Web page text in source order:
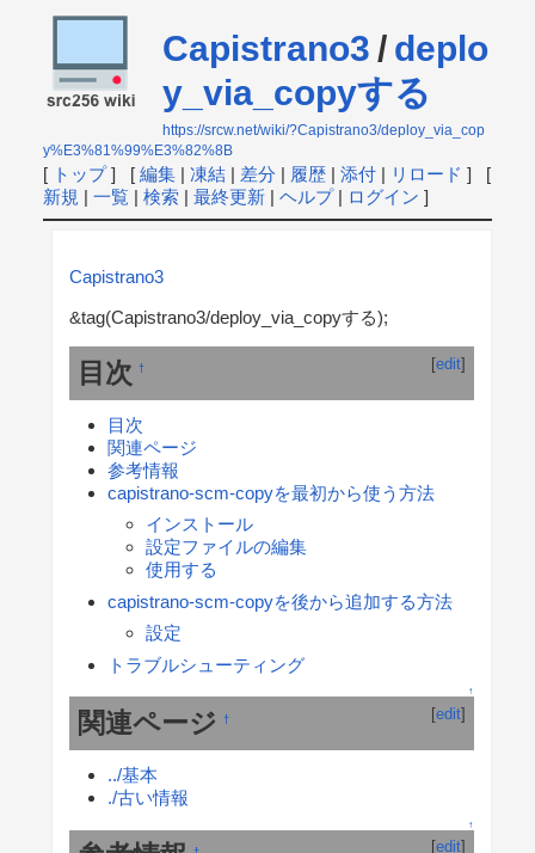
Capistrano3 / deplo
y_via_copyする
https://srcw.net/wiki/?Capistrano3/deploy_via_cop
y%E3%81%99%E3%82%8B
[ トップ] [ 編集| 凍結| 差分 | 履歴| 添付| リロード ] [
新規 | 一覧| 検索| 最終更新| ヘルプ| ログイン ]
Capistrano3
&tag(Capistrano3/deploy_via_copyする);
目次 † [edit]
目次
関連ページ
参考情報
capistrano-scm-copyを最初から使う方法
インストール
設定ファイルの編集
使用する
capistrano-scm-copyを後から追加する方法
設定
トラブルシューティング
↑
関連ページ † [edit]
../基本
./古い情報
↑
[edit]